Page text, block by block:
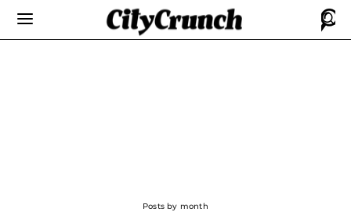
Posts by month